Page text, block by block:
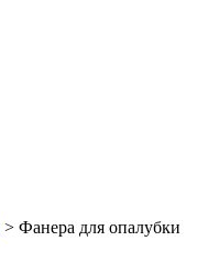
> Фанера для опалубки